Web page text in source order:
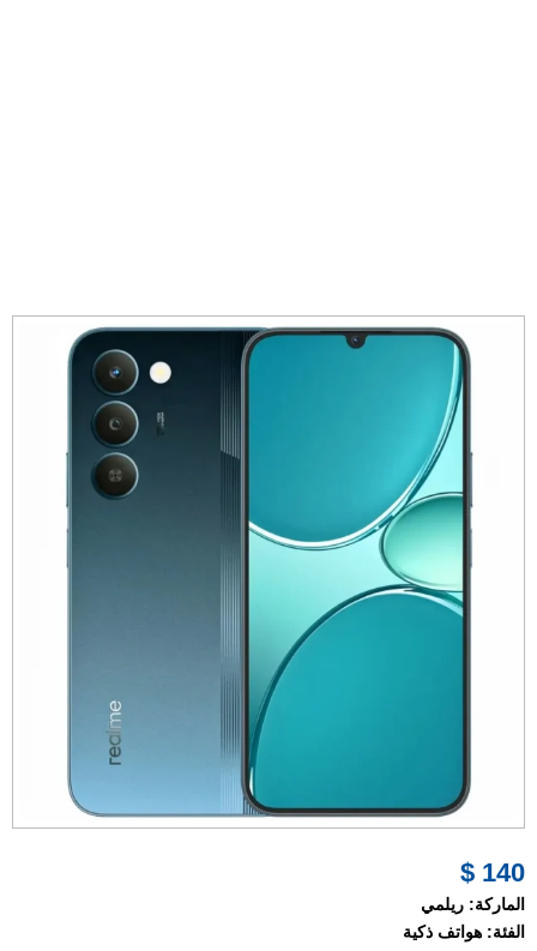
140 $
الماركة: ريلمي
الفئة: هواتف ذكية